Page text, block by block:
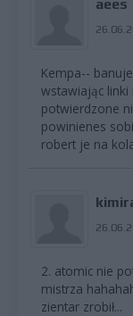
aees
Kempa--
wstawiając linki
potwierdzone
powinienes
robert je na
2. atomic nie
mistrza
zientar zrobił...